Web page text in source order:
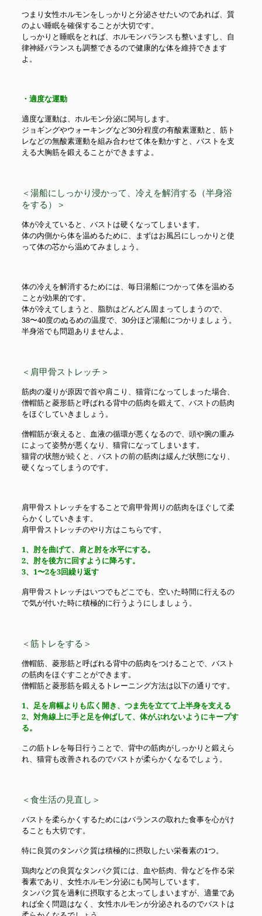
つまり女性ホルモンをしっかりと分泌させたいのであれば、質
のよい睡眠を確保することが大切です。
しっかりと睡眠をとれば、ホルモンバランスも整いますし、自
律神経バランスも調整できるので健康的な体を維持できます
よ。
・適度な運動
適度な運動は、ホルモン分泌に関与します。
ジョギングやウォーキングなど30分程度の有酸素運動と、筋ト
レなどの無酸素運動を組み合わせて体を動かすと、バストを支
える大胸筋を鍛えることができますよ。
＜湯船にしっかり浸かって、冷えを解消する（半身浴
をする）＞
体が冷えていると、バストは硬くなってしまいます。
体の内側から体を温めるために、まずはお風呂にしっかりと使
って体の芯から温めてみましょう。
体の冷えを解消するためには、毎日湯船につかって体を温める
ことが効果的です。
体が冷えてしまうと、脂肪はどんどん固まってしまうので、
38〜40度のぬるめの温度で、30分ほど湯船につかりましょう。
半身浴でも問題ありませんよ。
＜肩甲骨ストレッチ＞
筋肉の凝りが原因で首や肩こり、猫背になってしまった場合、
僧帽筋と菱形筋と呼ばれる背中の筋肉を鍛えて、バストの筋肉
をほぐしていきましょう。
僧帽筋が衰えると、血液の循環が悪くなるので、頭や腕の重み
によって姿勢が悪くなり、猫背になってしまいます。
猫背の状態が続くと、バストの前の筋肉は緩んだ状態になり、
硬くなってしまうのです。
肩甲骨ストレッチをすることで肩甲骨周りの筋肉をほぐして柔
らかくしていきます。
肩甲骨ストレッチのやり方はこちらです。
1、肘を曲げて、肩と肘を水平にする。
2、肘を後方に回すように降ろす。
3、1〜2を3回繰り返す
肩甲骨ストレッチはいつでもどこでも、空いた時間に行えるの
で気が付いた時に積極的に行うようにしましょう。
＜筋トレをする＞
僧帽筋、菱形筋と呼ばれる背中の筋肉をつけることで、バスト
の筋肉をほぐすことができます。
僧帽筋と菱形筋を鍛えるトレーニング方法は以下の通りです。
1、足を肩幅よりも広く開き、つま先を立てて上半身を支える
2、対角線上に手と足を伸ばして、体がぶれないようにキープす
る。
この筋トレを毎日行うことで、背中の筋肉がしっかりと鍛えら
れ、猫背も改善されるのでバストが柔らかくなるでしょう。
＜食生活の見直し＞
バストを柔らかくするためにはバランスの取れた食事を心がけ
ることも大切です。
特に良質のタンパク質は積極的に摂取したい栄養素の1つ。
鶏肉などの良質なタンパク質には、血や筋肉、骨などを作る栄
養素であり、女性ホルモン分泌にも関与しています。
タンパク質を過剰に摂取すると太ってしまいますが、適量であ
れば全く問題はなく、女性ホルモンが分泌されるのでバストは